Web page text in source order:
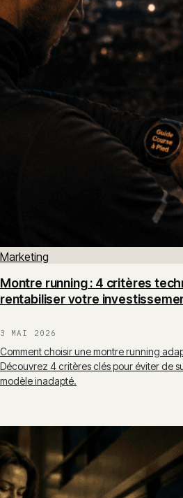
Marketing
Montre running : 4 critères
rentabiliser votre
3 MAI 2026
Comment choisir une montre running
Découvrez 4 critères clés pour éviter de
modèle inadapté.